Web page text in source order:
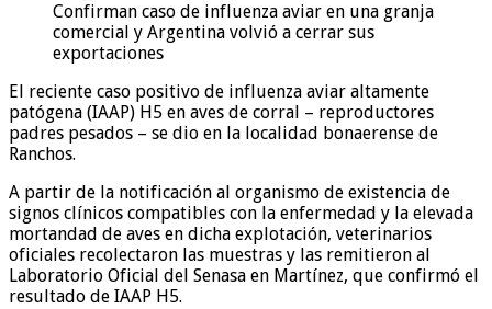
Confirman caso de influenza aviar en una granja
comercial y Argentina volvió a cerrar sus
exportaciones
El reciente caso positivo de influenza aviar altamente
patógena (IAAP) H5 en aves de corral – reproductores
padres pesados – se dio en la localidad bonaerense de
Ranchos.
A partir de la notificación al organismo de existencia de
signos clínicos compatibles con la enfermedad y la elevada
mortandad de aves en dicha explotación, veterinarios
oficiales recolectaron las muestras y las remitieron al
Laboratorio Oficial del Senasa en Martínez, que confirmó el
resultado de IAAP H5.